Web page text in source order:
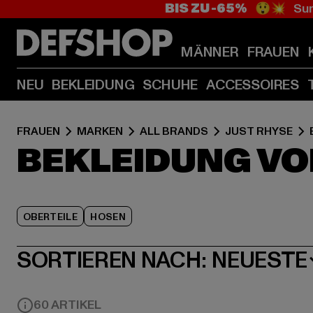
BIS ZU -65% 😲💥
MÄNNER FRAUEN
NEU BEKLEIDUNG SCHUHE ACCESSOIRES
FRAUEN MARKEN ALL BRANDS JUST RHYSE
BEKLEIDUNG
OBERTEILE HOSEN
SORTIEREN NACH: NEUESTE
60 ARTIKEL